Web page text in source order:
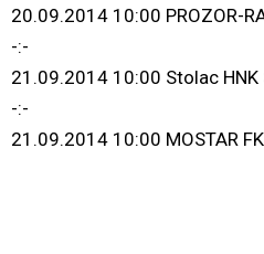
20.09.2014 10:00 PROZOR-
-:-
21.09.2014 10:00 Stolac HNK
-:-
21.09.2014 10:00 MOSTAR